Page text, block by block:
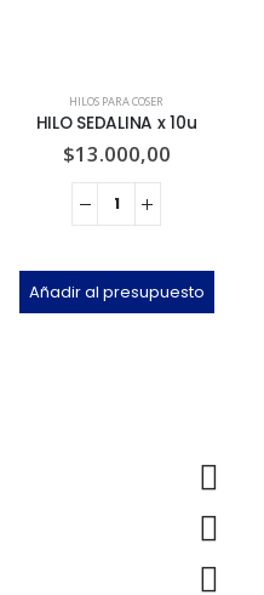
HILOS PARA COSER
HILO SEDALINA x 10u
$13.000,00
Añadir al presupuesto